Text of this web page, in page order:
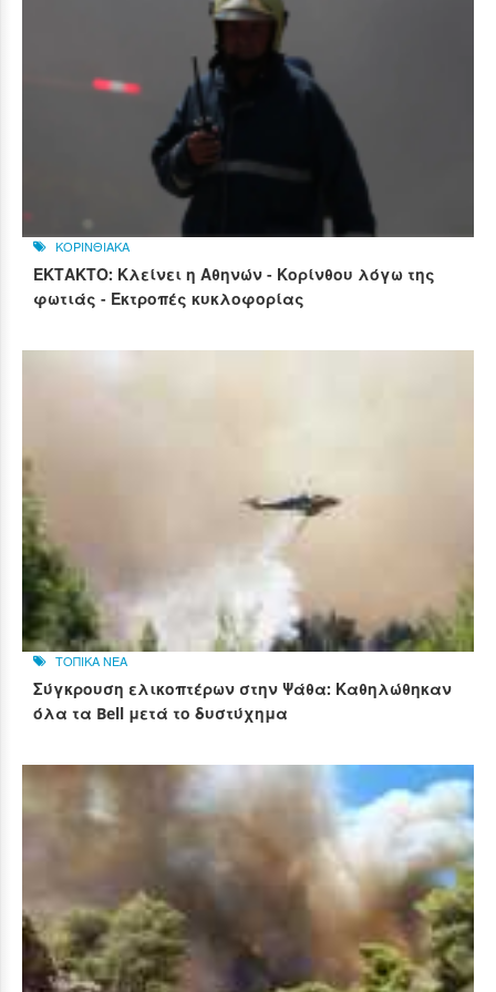
ΚΟΡΙΝΘΙΑΚΑ
ΕΚΤΑΚΤΟ: Κλείνει η Αθηνών - Κορίνθου λόγω της
φωτιάς - Εκτροπές κυκλοφορίας
ΤΟΠΙΚΑ ΝΕΑ
Σύγκρουση ελικοπτέρων στην Ψάθα: Καθηλώθηκαν
όλα τα Bell μετά το δυστύχημα